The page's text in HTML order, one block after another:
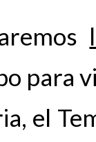
para
el